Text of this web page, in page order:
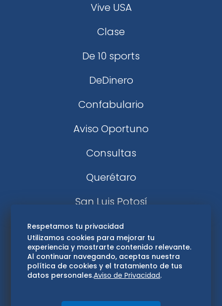
Vive USA
Clase
De 10 sports
DeDinero
Confabulario
Aviso Oportuno
Consultas
Querétaro
San Luis Potosí
Edomex
Consultas
Hidalgo
Oaxaca
Respetamos tu privacidad
Utilizamos cookies para mejorar tu
experiencia y mostrarte contenido relevante.
Al continuar navegando, aceptas nuestra
política de cookies y el tratamiento de tus
datos personales.Aviso de Privacidad.